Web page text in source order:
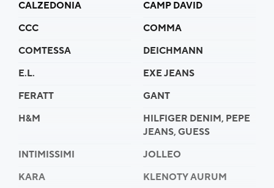
zlikvidovat nebo recyklovat.Je čas vyrazit!
CALZEDONIA
CAMP DAVID
CCC
COMMA
COMTESSA
DEICHMANN
E.L.
EXE JEANS
FERATT
GANT
H&M
HILFIGER DENIM, PEPE
JEANS, GUESS
INTIMISSIMI
JOLLEO
KARA
KLENOTY AURUM